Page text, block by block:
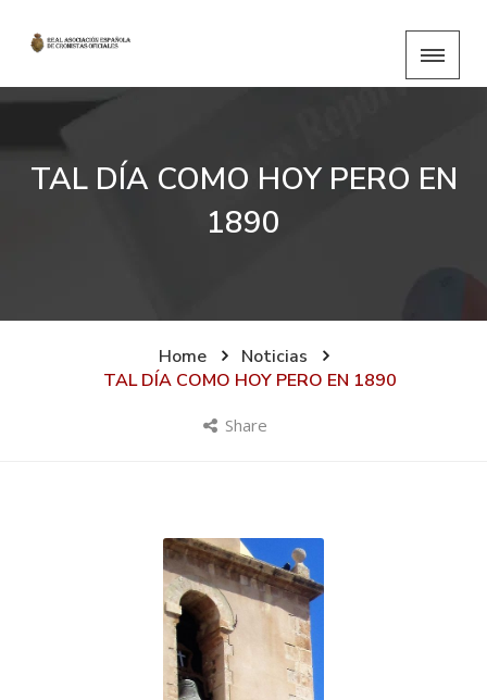
TAL DÍA COMO HOY PERO EN
1890
Home
Noticias
TAL DÍA COMO HOY PERO EN 1890
Share